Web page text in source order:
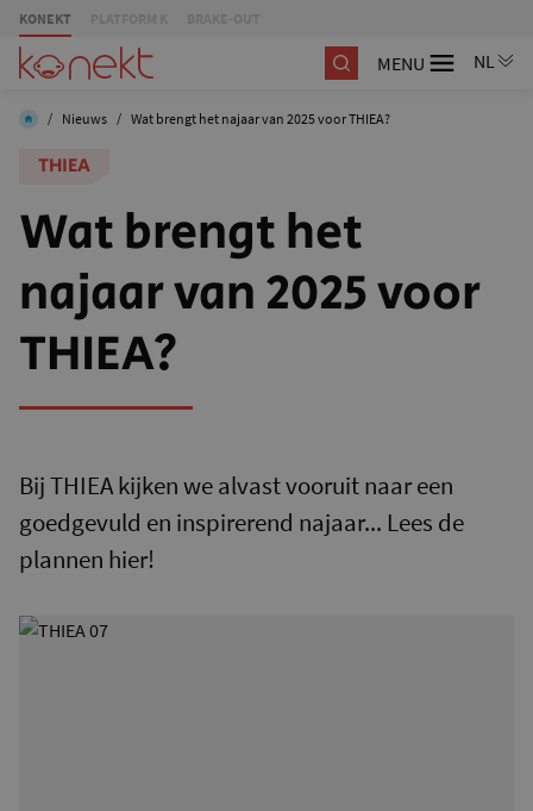
KONEKT
MENU
/ Nieuws / Wat brengt het najaar van 2025 voor THIEA?
THIEA
Wat brengt het
najaar van 2025 voor
THIEA?
Bij THIEA kijken we alvast vooruit naar een
goedgevuld en inspirerend najaar... Lees de
plannen hier!